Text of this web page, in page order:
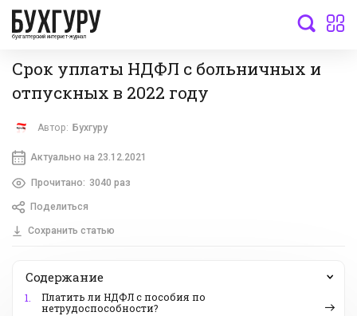
бухгалтерский интернет-журнал
Срок уплаты НДФЛ с больничных и
отпускных в 2022 году
Автор: Бухгуру
Актуально на 23.12.2021
Прочитано: 3040 раз
Поделиться
Сохранить статью
Содержание
1.
Платить ли НДФЛ с пособия по
нетрудоспособности?